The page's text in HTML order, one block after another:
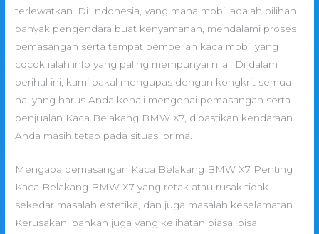
terlewatkan. Di Indonesia, yang mana mobil adalah pilihan
banyak pengendara buat kenyamanan, mendalami proses
pemasangan serta tempat pembelian kaca mobil yang
cocok ialah info yang paling mempunyai nilai. Di dalam
perihal ini, kami bakal mengupas dengan kongkrit semua
hal yang harus Anda kenali mengenai pemasangan serta
penjualan Kaca Belakang BMW X7, dipastikan kendaraan
Anda masih tetap pada situasi prima.
Mengapa pemasangan Kaca Belakang BMW X7 Penting
Kaca Belakang BMW X7 yang retak atau rusak tidak
sekedar masalah estetika, dan juga masalah keselamatan.
Kerusakan, bahkan juga yang kelihatan biasa, bisa